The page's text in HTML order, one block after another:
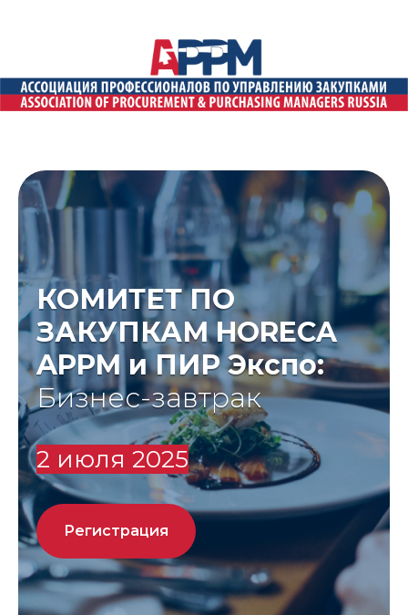
план мероприятий об ассоциации
конференция 2021
КОМИТЕТ ПО
ЗАКУПКАМ HORECA
APPM и ПИР Экспо:
Бизнес-завтрак
2 июля 2025
Регистрация